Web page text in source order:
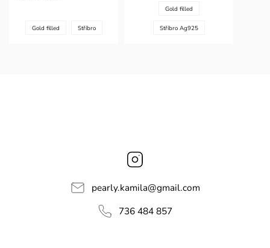
Gold filled Stříbro
Gold filled
Stříbro Ag925
pearly.kamila@gmail.com
736 484 857